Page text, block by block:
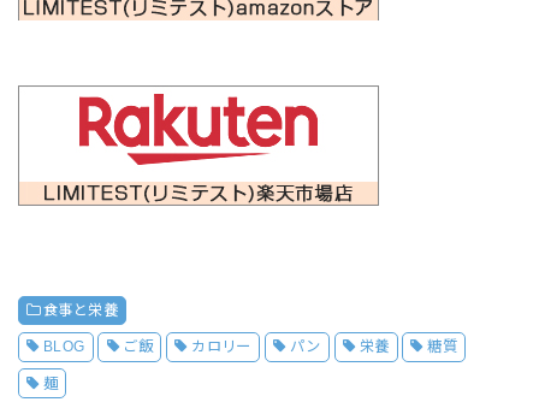
食事と栄養
BLOG ご飯 カロリー パン 栄養 糖質
麺